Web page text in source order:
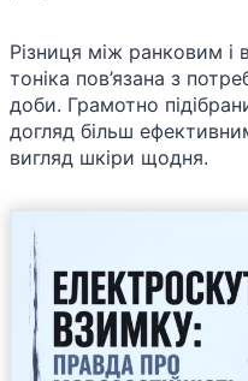
Різниця між ранковим і
тоніка пов’язана з
доби. Грамотно
догляд більш
вигляд шкіри щодня.